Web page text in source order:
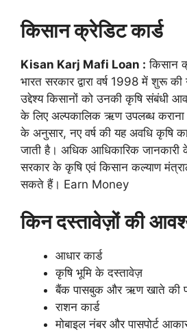
किसान क्रेडिट कार्ड
Kisan Karj Mafi Loan : किसान
भारत सरकार द्वारा वर्ष 1998 में शुरू
उद्देश्य किसानों को उनकी कृषि संबंधी
के लिए अल्पकालिक ऋण उपलब्ध कराना
के अनुसार, नए वर्ष की यह अवधि कृषि
जाती है। अधिक आधिकारिक जानकारी
सरकार के कृषि एवं किसान कल्याण
सकते हैं। Earn Money
किन दस्तावेज़ों की
आधार कार्ड
कृषि भूमि के दस्तावेज़
बैंक पासबुक और ऋण खाते की
राशन कार्ड
मोबाइल नंबर और पासपोर्ट